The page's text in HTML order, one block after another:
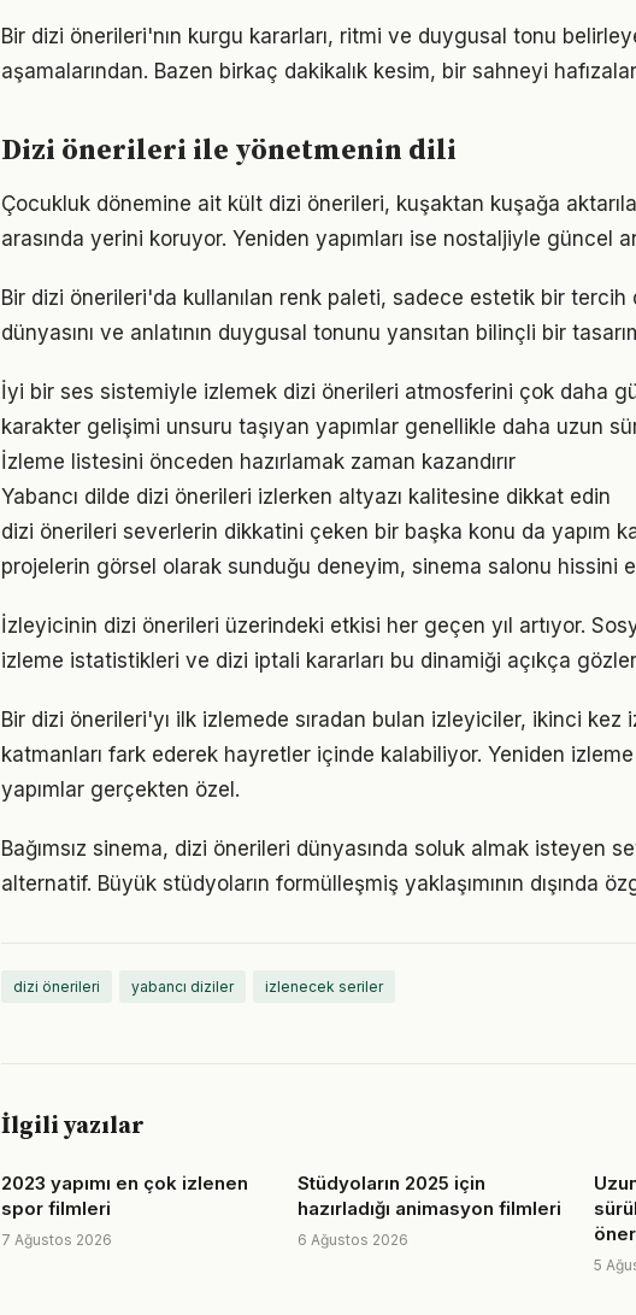
Bir dizi önerileri'nın kurgu kararları, ritmi ve duygusal tonu
aşamalarından. Bazen birkaç dakikalık kesim, bir sahneyi
Dizi önerileri ile yönetmenin dili
Çocukluk dönemine ait kült dizi önerileri, kuşaktan kuşağa
arasında yerini koruyor. Yeniden yapımları ise nostaljiyle güncel
Bir dizi önerileri'da kullanılan renk paleti, sadece estetik bir
dünyasını ve anlatının duygusal tonunu yansıtan bilinçli bir
İyi bir ses sistemiyle izlemek dizi önerileri atmosferini çok daha
karakter gelişimi unsuru taşıyan yapımlar genellikle daha uzun
İzleme listesini önceden hazırlamak zaman kazandırır
Yabancı dilde dizi önerileri izlerken altyazı kalitesine dikkat edin
dizi önerileri severlerin dikkatini çeken bir başka konu da yapım
projelerin görsel olarak sunduğu deneyim, sinema salonu hissini
İzleyicinin dizi önerileri üzerindeki etkisi her geçen yıl artıyor.
izleme istatistikleri ve dizi iptali kararları bu dinamiği açıkça
Bir dizi önerileri'yı ilk izlemede sıradan bulan izleyiciler, ikinci kez
katmanları fark ederek hayretler içinde kalabiliyor. Yeniden
yapımlar gerçekten özel.
Bağımsız sinema, dizi önerileri dünyasında soluk almak isteyen
alternatif. Büyük stüdyoların formülleşmiş yaklaşımının dışında
dizi önerileri yabancı diziler izlenecek seriler
İlgili yazılar
2023 yapımı en çok izlenen
spor filmleri
7 Ağustos 2026
Stüdyoların 2025 için
hazırladığı animasyon filmleri
6 Ağustos 2026
5